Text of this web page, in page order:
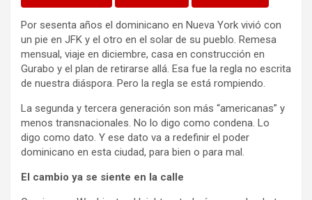
Por sesenta años el dominicano en Nueva York vivió con
un pie en JFK y el otro en el solar de su pueblo. Remesa
mensual, viaje en diciembre, casa en construcción en
Gurabo y el plan de retirarse allá. Esa fue la regla no escrita
de nuestra diáspora. Pero la regla se está rompiendo.
La segunda y tercera generación son más “americanas” y
menos transnacionales. No lo digo como condena. Lo
digo como dato. Y ese dato va a redefinir el poder
dominicano en esta ciudad, para bien o para mal.
El cambio ya se siente en la calle